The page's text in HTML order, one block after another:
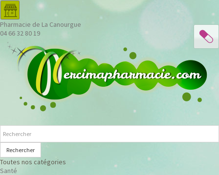
Pharmacie de La Canourgue
04 66 32 80 19
Rechercher
Toutes nos catégories
Santé